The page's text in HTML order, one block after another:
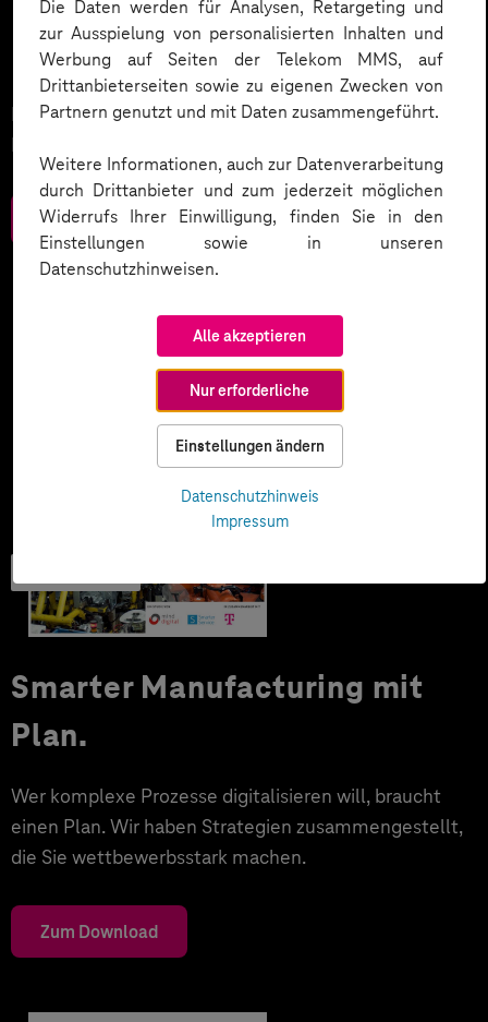
Die Daten werden für Analysen, Retargeting und
zur Ausspielung von personalisierten Inhalten und
Werbung auf Seiten der Telekom MMS, auf
Drittanbieterseiten sowie zu eigenen Zwecken von
Partnern genutzt und mit Daten zusammengeführt.
Weitere Informationen, auch zur Datenverarbeitung
durch Drittanbieter und zum jederzeit möglichen
Widerrufs Ihrer Einwilligung, finden Sie in den
Einstellungen sowie in unseren
Datenschutzhinweisen.
Alle akzeptieren
Nur erforderliche
Einstellungen ändern
Datenschutzhinweis
Impressum
Morgen gestalten.
Neue Chancen für Gesundheitsfürsorge und
Prävention.
Zum Download
Smarter Manufacturing mit
Plan.
Wer komplexe Prozesse digitalisieren will, braucht
einen Plan. Wir haben Strategien zusammengestellt,
die Sie wettbewerbsstark machen.
Zum Download